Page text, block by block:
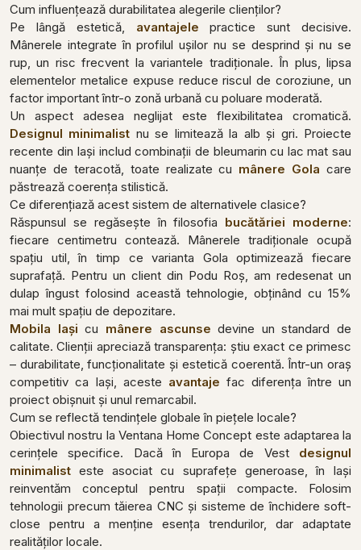
Cum influențează durabilitatea alegerile clienților?
Pe lângă estetică, avantajele practice sunt decisive.
Mânerele integrate în profilul ușilor nu se desprind și nu se
rup, un risc frecvent la variantele tradiționale. În plus, lipsa
elementelor metalice expuse reduce riscul de coroziune, un
factor important într-o zonă urbană cu poluare moderată.
Un aspect adesea neglijat este flexibilitatea cromatică.
Designul minimalist nu se limitează la alb și gri. Proiecte
recente din Iași includ combinații de bleumarin cu lac mat sau
nuanțe de teracotă, toate realizate cu mânere Gola care
păstrează coerența stilistică.
Ce diferențiază acest sistem de alternativele clasice?
Răspunsul se regăsește în filosofia bucătăriei moderne:
fiecare centimetru contează. Mânerele tradiționale ocupă
spațiu util, în timp ce varianta Gola optimizează fiecare
suprafață. Pentru un client din Podu Roș, am redesenat un
dulap îngust folosind această tehnologie, obținând cu 15%
mai mult spațiu de depozitare.
Mobila Iași cu mânere ascunse devine un standard de
calitate. Clienții apreciază transparența: știu exact ce primesc
– durabilitate, funcționalitate și estetică coerentă. Într-un oraș
competitiv ca Iași, aceste avantaje fac diferența între un
proiect obișnuit și unul remarcabil.
Cum se reflectă tendințele globale în piețele locale?
Obiectivul nostru la Ventana Home Concept este adaptarea la
cerințele specifice. Dacă în Europa de Vest designul
minimalist este asociat cu suprafețe generoase, în Iași
reinventăm conceptul pentru spații compacte. Folosim
tehnologii precum tăierea CNC și sisteme de închidere soft-
close pentru a menține esența trendurilor, dar adaptate
realităților locale.